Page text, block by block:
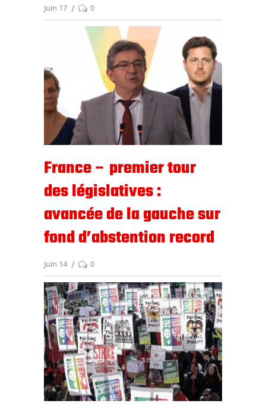
juin 17 0
France – premier tour
des législatives :
avancée de la gauche sur
fond d’abstention record
juin 14 0